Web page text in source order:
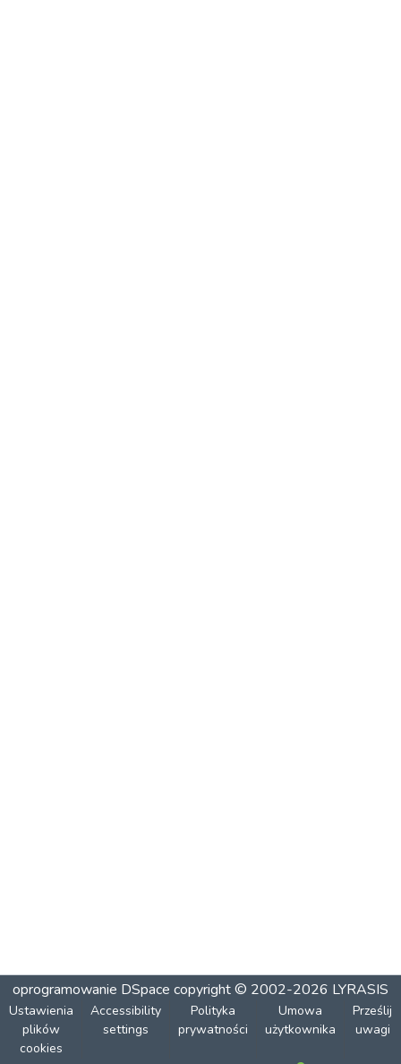
oprogramowanie DSpace copyright © 2002-2026 LYRASIS
Ustawienia
plików
cookies
Accessibility
settings
Polityka
prywatności
Umowa
użytkownika
Prześlij
uwagi